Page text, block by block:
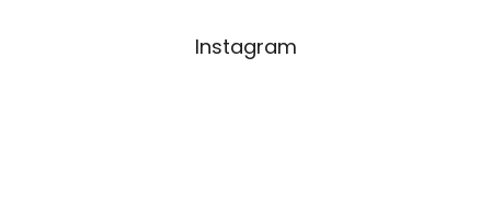
Instagram